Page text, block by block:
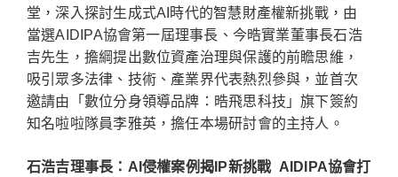
堂，深入探討生成式AI時代的智慧財產權新挑戰，由
當選AIDIPA協會第一屆理事長、今晧實業董事長石浩
吉先生，擔綱提出數位資產治理與保護的前瞻思維，
吸引眾多法律、技術、產業界代表熱烈參與，並首次
邀請由「數位分身領導品牌：晧飛思科技」旗下簽約
知名啦啦隊員李雅英，擔任本場研討會的主持人。
石浩吉理事長：AI侵權案例揭IP新挑戰 AIDIPA協會打